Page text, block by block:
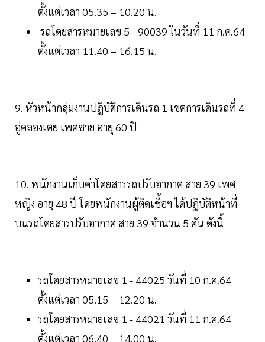
ตั้งแต่เวลา 05.35 – 10.20 น.
รถโดยสารหมายเลข 5 - 90039 ในวันที่ 11 ก.ค.64
ตั้งแต่เวลา 11.40 – 16.15 น.
9. หัวหน้ากลุ่มงานปฏิบัติการเดินรถ 1 เขตการเดินรถที่ 4
อู่คลองเตย เพศชาย อายุ 60 ปี
10. พนักงานเก็บค่าโดยสารรถปรับอากาศ สาย 39 เพศ
หญิง อายุ 48 ปี โดยพนักงานผู้ติดเชื้อฯ ได้ปฏิบัติหน้าที่
บนรถโดยสารปรับอากาศ สาย 39 จำนวน 5 คัน ดังนี้
รถโดยสารหมายเลข 1 - 44025 วันที่ 10 ก.ค.64
ตั้งแต่เวลา 05.15 – 12.20 น.
รถโดยสารหมายเลข 1 - 44021 วันที่ 11 ก.ค.64
ตั้งแต่เวลา 06.40 – 14.00 น.